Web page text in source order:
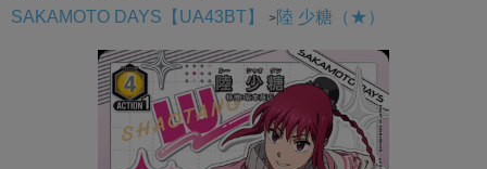
SAKAMOTO DAYS【UA43BT】
陸 少糖（★）